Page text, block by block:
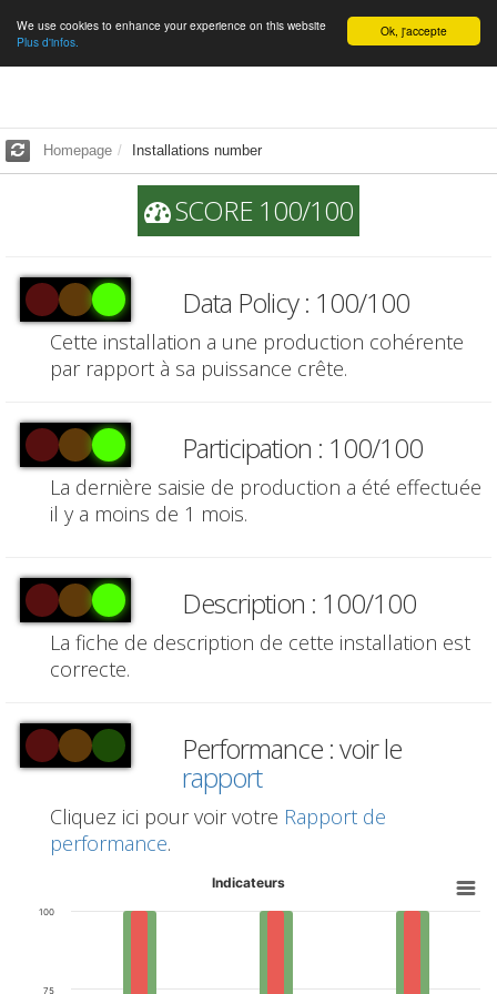
English Ok, j'accepte
We use cookies to enhance your experience on this website
Plus d'infos.
Homepage Installations number
SCORE 100/100
Data Policy : 100/100
Cette installation a une production cohérente
par rapport à sa puissance crête.
Participation : 100/100
La dernière saisie de production a été effectuée
il y a moins de 1 mois.
Description : 100/100
La fiche de description de cette installation est
correcte.
Performance : voir le
rapport
Cliquez ici pour voir votre Rapport de
performance.
Indicateurs
75
100